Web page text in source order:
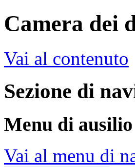
Camera dei
Vai al contenuto
Sezione di
Menu di
Vai al menu di